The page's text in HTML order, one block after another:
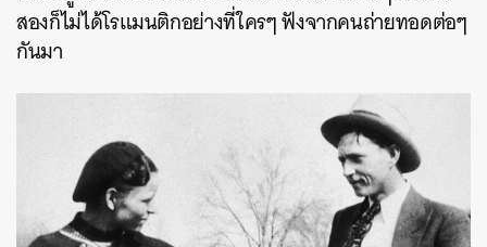
สองก็ไม่ได้โรแมนติกอย่างที่ใครๆ ฟังจากคนถ่ายทอดต่อๆ
กันมา